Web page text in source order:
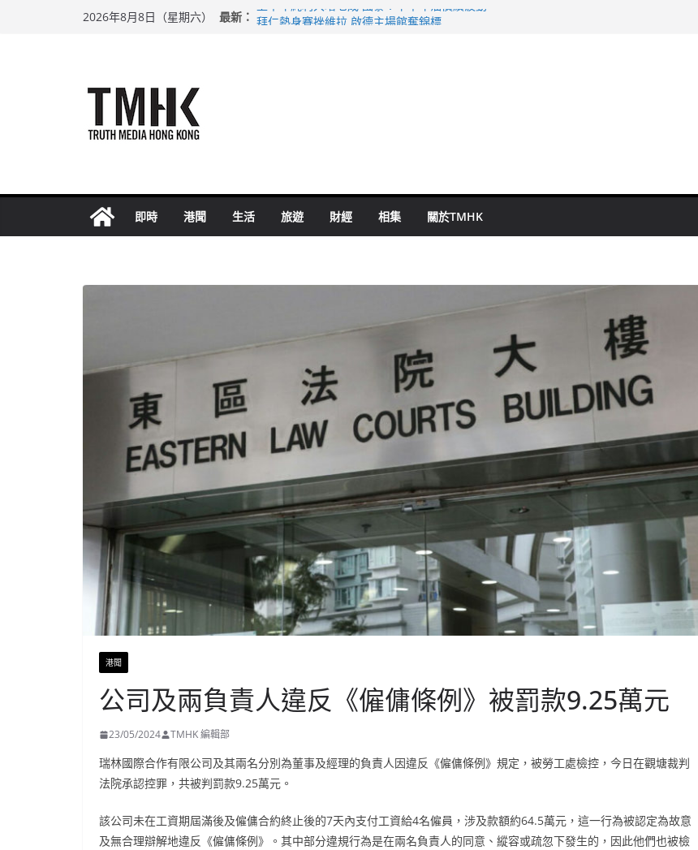
2026年8月8日（星期六） 最新： 上半年純利大增七成 國泰：下半年油價續波動
即時 港聞 生活 旅遊 財經 相集 關於TMHK
港聞
公司及兩負責人違反《僱傭條例》被罰款9.25萬元
23/05/2024 TMHK 編輯部
瑞林國際合作有限公司及其兩名分別為董事及經理的負責人因違反《僱傭條例》規定，被勞工處檢控，今日在觀塘裁判
法院承認控罪，共被判罰款9.25萬元。
該公司未在工資期屆滿後及僱傭合約終止後的7天內支付工資給4名僱員，涉及款額約64.5萬元，這一行為被認定為故意
及無合理辯解地違反《僱傭條例》。其中部分違規行為是在兩名負責人的同意、縱容或疏忽下發生的，因此他們也被檢